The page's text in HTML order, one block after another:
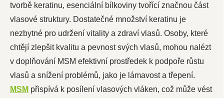
tvorbě keratinu, esenciální bílkoviny tvořící značnou část
vlasové struktury. Dostatečné množství keratinu je
nezbytné pro udržení vitality a zdraví vlasů. Osoby, které
chtějí zlepšit kvalitu a pevnost svých vlasů, mohou nalézt
v doplňování MSM efektivní prostředek k podpoře růstu
vlasů a snížení problémů, jako je lámavost a třepení.
MSM přispívá k posílení vlasových vláken, což může vést